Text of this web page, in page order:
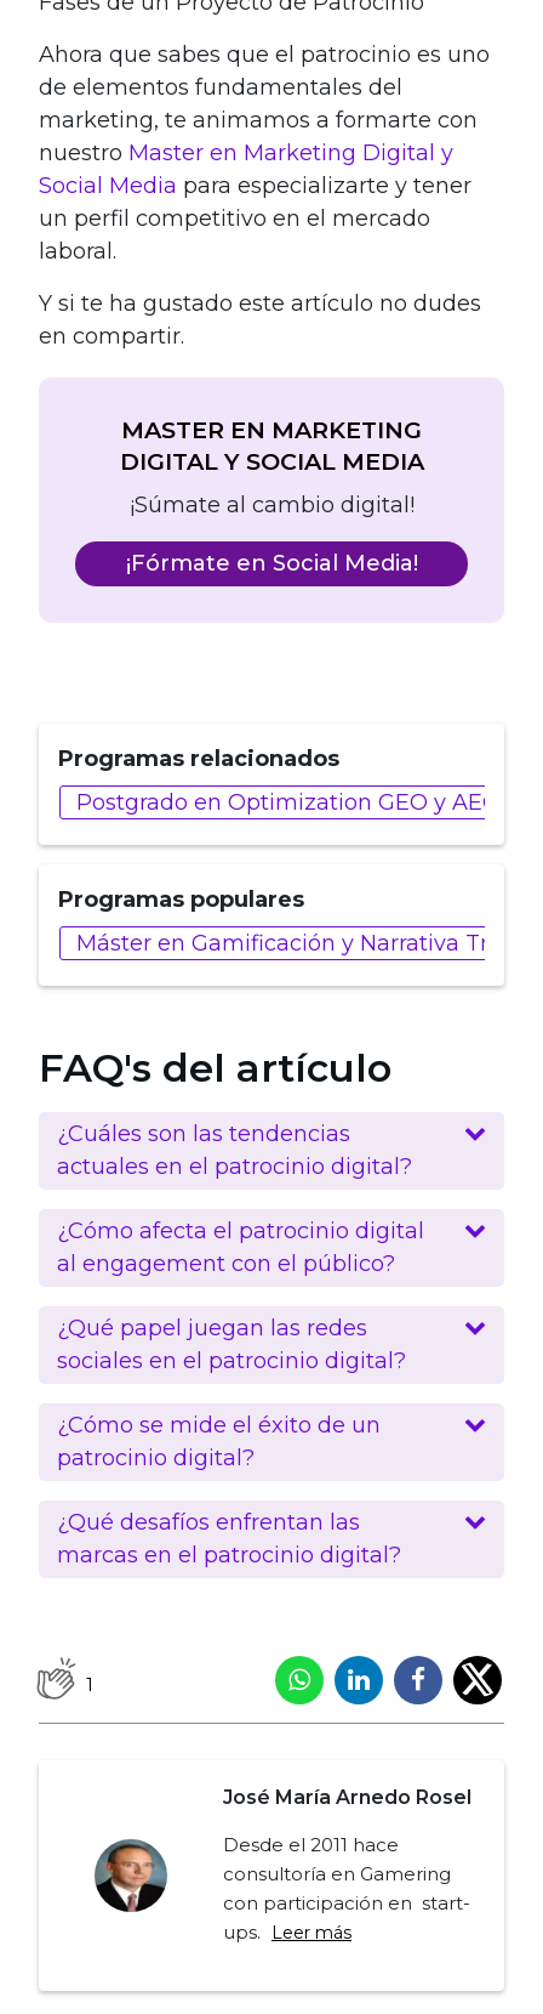
Ahora que sabes que el patrocinio es uno
de elementos fundamentales del
marketing, te animamos a formarte con
nuestro Master en Marketing Digital y
Social Media para especializarte y tener
un perfil competitivo en el mercado
laboral.
Y si te ha gustado este artículo no dudes
en compartir.
MASTER EN MARKETING
DIGITAL Y SOCIAL MEDIA
¡Súmate al cambio digital!
¡Fórmate en Social Media!
Programas relacionados
Postgrado en Optimization GEO y AEO
Programas populares
Máster en Gamificación y Narrativa
FAQ's del artículo
¿Cuáles son las tendencias
actuales en el patrocinio digital?
¿Cómo afecta el patrocinio digital
al engagement con el público?
¿Qué papel juegan las redes
sociales en el patrocinio digital?
¿Cómo se mide el éxito de un
patrocinio digital?
¿Qué desafíos enfrentan las
marcas en el patrocinio digital?
1
José María Arnedo Rosel
Desde el 2011 hace
consultoría en Gamering
con participación en start-
ups.
Leer más